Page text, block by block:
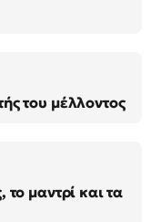
του μέλλοντος
μαντρί και τα